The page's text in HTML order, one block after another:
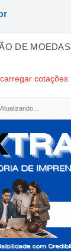
DE MOEDAS
cotações
Atualizando...